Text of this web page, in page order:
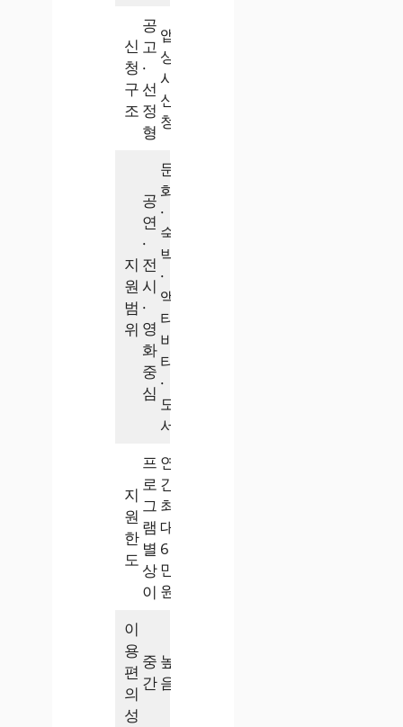
신
청
구
조
공
고
·
선
정
형
앱
상
시
신
청
지
원
범
위
공
연
·
전
시
·
영
화
중
심
문
화
·
숙
박
·
액
티
비
티
·
도
서
지
원
한
도
프
로
그
램
별
상
이
연
간
최
대
6
만
원
이
용
편
의
성
중
간
높
음